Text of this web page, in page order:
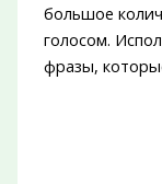
большое
голосом.
фразы,